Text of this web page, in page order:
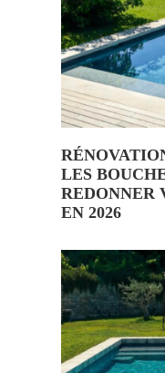
LES
REDONNER
EN 2026